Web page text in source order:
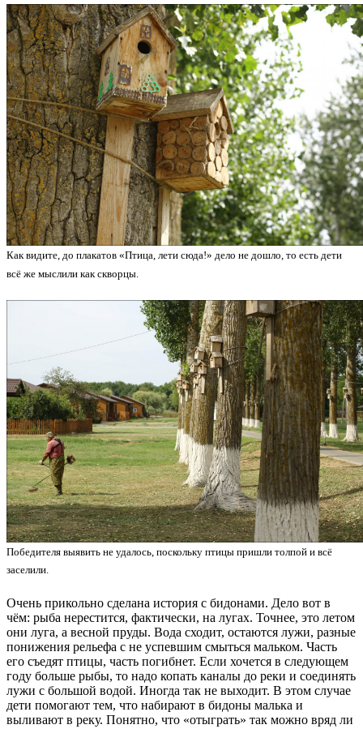
Как видите, до плакатов «Птица, лети сюда!» дело не дошло, то есть дети
всё же мыслили как скворцы.
Победителя выявить не удалось, поскольку птицы пришли толпой и всё
заселили.
Очень прикольно сделана история с бидонами. Дело вот в
чём: рыба нерестится, фактически, на лугах. Точнее, это летом
они луга, а весной пруды. Вода сходит, остаются лужи, разные
понижения рельефа с не успевшим смыться мальком. Часть
его съедят птицы, часть погибнет. Если хочется в следующем
году больше рыбы, то надо копать каналы до реки и соединять
лужи с большой водой. Иногда так не выходит. В этом случае
дети помогают тем, что набирают в бидоны малька и
выливают в реку. Понятно, что «отыграть» так можно вряд ли